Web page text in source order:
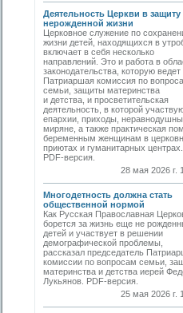
Деятельность Церкви в защиту
нерожденной жизни
Церковное служение по
жизни детей, находящихся в
включает в себя несколько
направлений. Это и работа в
законодательства, которую ведет
Патриаршая комиссия по
семьи, защиты материнства
и детства, и просветительская
деятельность, в которой
епархии, приходы,
миряне, а также практическая
беременным женщинам в
приютах и гуманитарных центрах.
PDF-версия.
28 мая 2026 г.
Многодетность должна стать
общественной нормой
Как Русская Православная
борется за жизнь еще не
детей и участвует в решении
демографической проблемы,
рассказал председатель
комиссии по вопросам семьи,
материнства и детства иерей
Лукьянов. PDF-версия.
25 мая 2026 г.